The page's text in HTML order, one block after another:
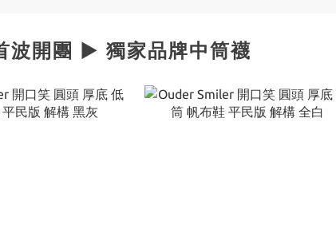
波開團 ▶️ 獨家品牌中筒襪